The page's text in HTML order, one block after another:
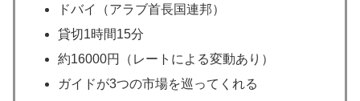
ドバイ（アラブ首長国連邦）
貸切1時間15分
約16000円（レートによる変動あり）
ガイドが3つの市場を巡ってくれる